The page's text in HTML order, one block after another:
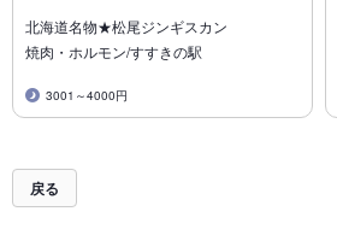
北海道名物★松尾ジンギスカン
焼肉・ホルモン/すすきの駅
3001～4000円
戻る